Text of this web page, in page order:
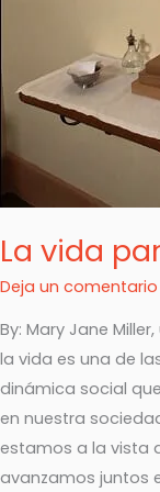
La vida
Deja un comentario
By: Mary Jane
la vida es una de
dinámica social
en nuestra
estamos a la vista
avanzamos juntos